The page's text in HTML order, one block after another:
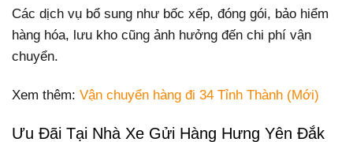
Các dịch vụ bổ sung như bốc xếp, đóng gói, bảo hiểm
hàng hóa, lưu kho cũng ảnh hưởng đến chi phí vận
chuyển.
Xem thêm: Vận chuyển hàng đi 34 Tỉnh Thành (Mới)
Ưu Đãi Tại Nhà Xe Gửi Hàng Hưng Yên Đắk